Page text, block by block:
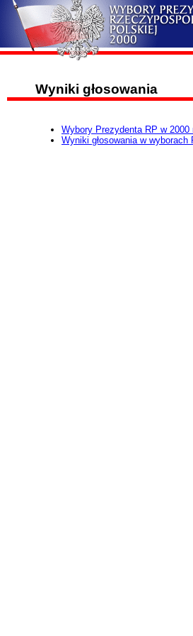
Wyniki głosowania
Wybory Prezydenta RP w 2000
Wyniki głosowania w